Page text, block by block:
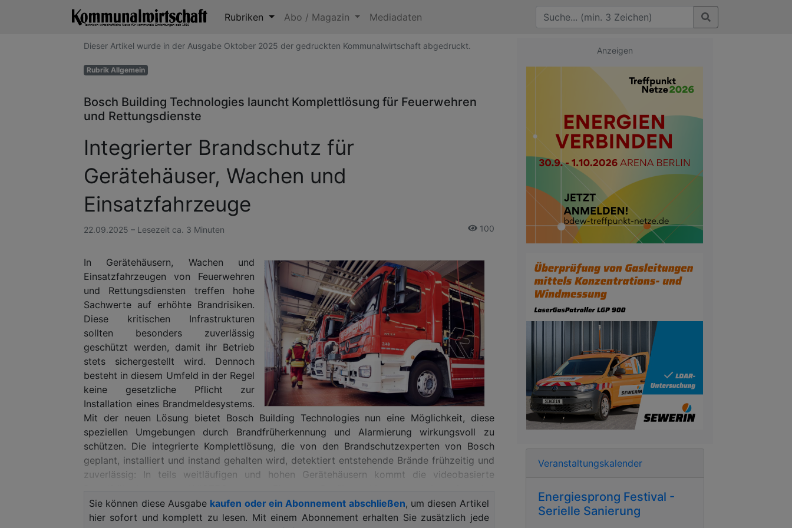
Rubriken Abo / Magazin Mediadaten
Dieser Artikel wurde in der Ausgabe Oktober 2025 der gedruckten Kommunalwirtschaft abgedruckt.
Rubrik Allgemein
Bosch Building Technologies launcht Komplettlösung für Feuerwehren
und Rettungsdienste
Integrierter Brandschutz für
Gerätehäuser, Wachen und
Einsatzfahrzeuge
22.09.2025 – Lesezeit ca. 3 Minuten 100
In Gerätehäusern, Wachen und
Einsatzfahrzeugen von Feuerwehren
und Rettungsdiensten treffen hohe
Sachwerte auf erhöhte Brandrisiken.
Diese kritischen Infrastrukturen
sollten besonders zuverlässig
geschützt werden, damit ihr Betrieb
stets sichergestellt wird. Dennoch
besteht in diesem Umfeld in der Regel
keine gesetzliche Pflicht zur
Installation eines Brandmeldesystems.
Mit der neuen Lösung bietet Bosch Building Technologies nun eine Möglichkeit, diese
speziellen Umgebungen durch Brandfrüherkennung und Alarmierung wirkungsvoll zu
schützen. Die integrierte Komplettlösung, die von den Brandschutzexperten von Bosch
geplant, installiert und instand gehalten wird, detektiert entstehende Brände frühzeitig und
zuverlässig: In teils weitläufigen und hohen Gerätehäusern kommt die videobasierte
Einsatzfahrzeugen spezielle Mobilfunkrauchmelder angebracht. Kombiniert mit einem
modernen Alarmierungssystem werden so kurze Reaktionszeiten zwischen den
Sie können diese Ausgabe kaufen oder ein Abonnement abschließen, um diesen Artikel
hier sofort und komplett zu lesen. Mit einem Abonnement erhalten Sie zusätzlich jede
Anzeigen
Veranstaltungskalender
Energiesprong Festival -
Serielle Sanierung